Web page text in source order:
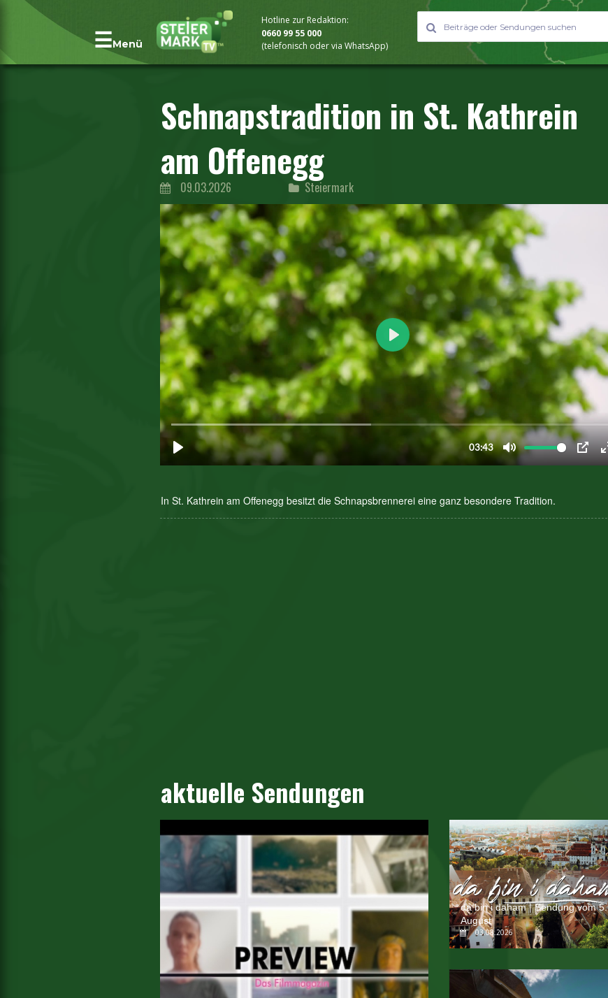
Menü
Hotline zur Redaktion:
0660 99 55 000
(telefonisch oder via WhatsApp)
Schnapstradition in St. Kathrein
am Offenegg
09.03.2026 Steiermark
In St. Kathrein am Offenegg besitzt die Schnapsbrennerei eine ganz besondere Tradition.
aktuelle Sendungen
da bin i daham | Sendung vom 5.
August
03.08.2026